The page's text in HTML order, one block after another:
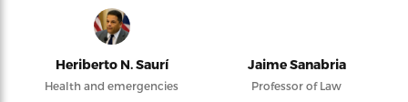
Heriberto N. Saurí
Health and emergencies
Jaime Sanabria
Professor of Law